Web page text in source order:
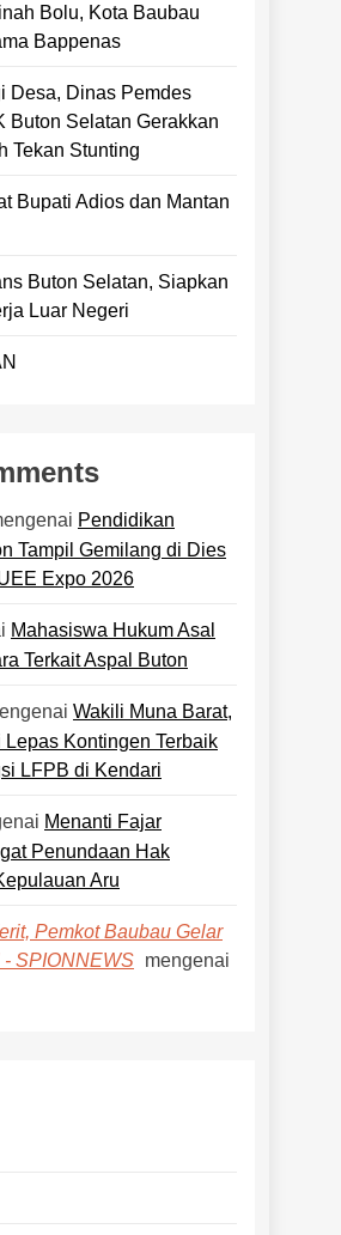
Bolu, Kota Baubau
Bappenas
Desa, Dinas Pemdes
Buton Selatan Gerakkan
Tekan Stunting
Bupati Adios dan Mantan
Buton Selatan, Siapkan
Luar Negeri
Pendidikan
Tampil Gemilang di Dies
Expo 2026
Mahasiswa Hukum Asal
Terkait Aspal Buton
Wakili Muna Barat,
Kontingen Terbaik
LFPB di Kendari
Menanti Fajar
Penundaan Hak
Aru
Pemkot Baubau Gelar
SPIONNEWS mengenai